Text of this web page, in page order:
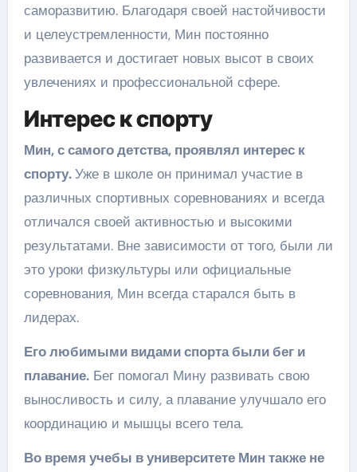
саморазвитию. Благодаря своей настойчивости
и целеустремленности, Мин постоянно
развивается и достигает новых высот в своих
увлечениях и профессиональной сфере.
Интерес к спорту
Мин, с самого детства, проявлял интерес к
спорту.Уже в школе он принимал участие в
различных спортивных соревнованиях и всегда
отличался своей активностью и высокими
результатами. Вне зависимости от того, были ли
это уроки физкультуры или официальные
соревнования, Мин всегда старался быть в
лидерах.
Его любимыми видами спорта были бег и
плавание.Бег помогал Мину развивать свою
выносливость и силу, а плавание улучшало его
координацию и мышцы всего тела.
Во время учебы в университете Мин также не